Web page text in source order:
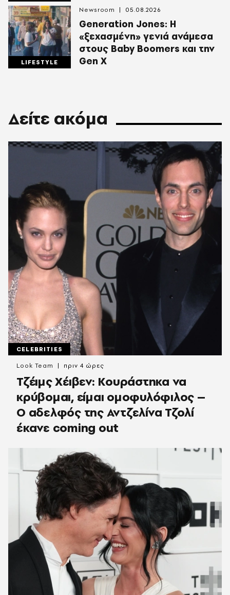
LIFESTYLE
Generation Jones: Η
«ξεχασμένη» γενιά ανάμεσα
στους Baby Boomers και την
Gen X
Newsroom 05.08.2026
Δείτε ακόμα
CELEBRITIES
Τζέιμς Χέιβεν: Κουράστηκα να
κρύβομαι, είμαι ομοφυλόφιλος –
Ο αδελφός της Αντζελίνα Τζολί
έκανε coming out
Look Team πριν 4 ώρες